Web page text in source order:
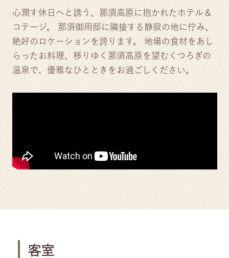
心潤す休日へと誘う、那須高原に抱かれたホテル＆
コテージ。
那須御用邸に隣接する静寂の地に佇み、
絶好のロケーションを誇ります。
地場の食材をあし
らったお料理、移りゆく那須高原を望むくつろぎの
温泉で、優雅なひとときをお過ごしください。
客室